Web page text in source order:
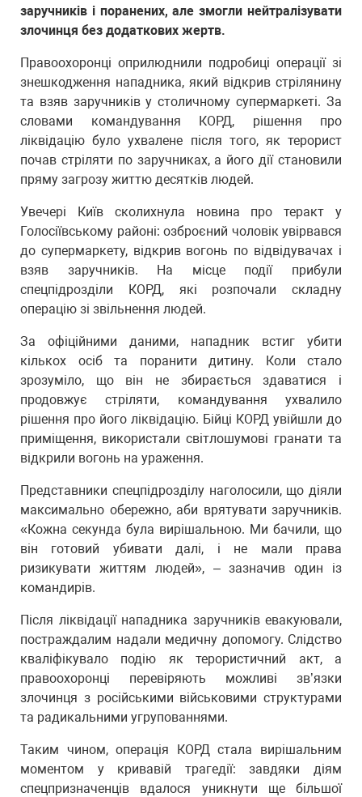
заручників і поранених, але змогли нейтралізувати
злочинця без додаткових жертв.
Правоохоронці оприлюднили подробиці операції зі
знешкодження нападника, який відкрив стрілянину
та взяв заручників у столичному супермаркеті. За
словами командування КОРД, рішення про
ліквідацію було ухвалене після того, як терорист
почав стріляти по заручниках, а його дії становили
пряму загрозу життю десятків людей.
Увечері Київ сколихнула новина про теракт у
Голосіївському районі: озброєний чоловік увірвався
до супермаркету, відкрив вогонь по відвідувачах і
взяв заручників. На місце події прибули
спецпідрозділи КОРД, які розпочали складну
операцію зі звільнення людей.
За офіційними даними, нападник встиг убити
кількох осіб та поранити дитину. Коли стало
зрозуміло, що він не збирається здаватися і
продовжує стріляти, командування ухвалило
рішення про його ліквідацію. Бійці КОРД увійшли до
приміщення, використали світлошумові гранати та
відкрили вогонь на ураження.
Представники спецпідрозділу наголосили, що діяли
максимально обережно, аби врятувати заручників.
«Кожна секунда була вирішальною. Ми бачили, що
він готовий убивати далі, і не мали права
ризикувати життям людей», – зазначив один із
командирів.
Після ліквідації нападника заручників евакуювали,
постраждалим надали медичну допомогу. Слідство
кваліфікувало подію як терористичний акт, а
правоохоронці перевіряють можливі зв’язки
злочинця з російськими військовими структурами
та радикальними угрупованнями.
Таким чином, операція КОРД стала вирішальним
моментом у кривавій трагедії: завдяки діям
спецпризначенців вдалося уникнути ще більшої